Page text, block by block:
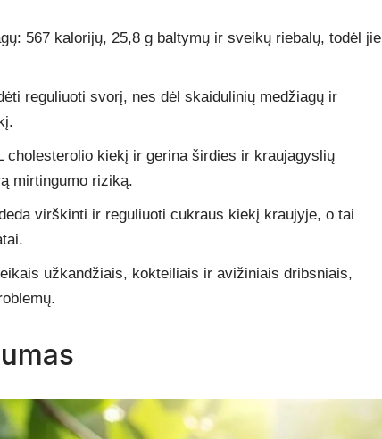
567 kalorijų, 25,8 g baltymų ir sveikų riebalų, todėl jie
reguliuoti svorį, nes dėl skaidulinių medžiagų ir
kiekį ir gerina širdies ir kraujagyslių
mirtingumo riziką.
virškinti ir reguliuoti cukraus kiekį kraujyje, o tai
užkandžiais, kokteiliais ir avižiniais dribsniais,